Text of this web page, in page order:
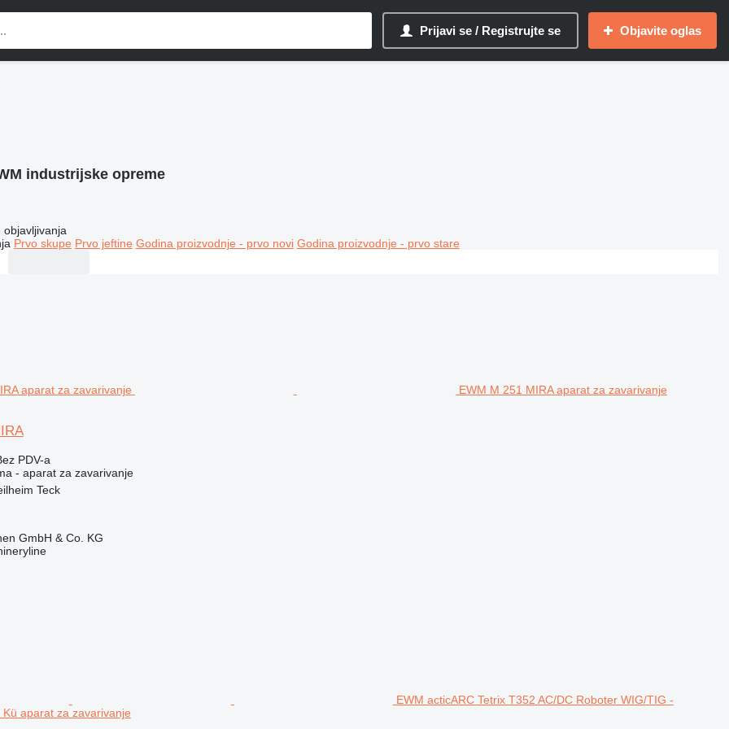
Prijavi se / Registrujte se Objavite oglas
industrijske opreme
objavljivanja
Prvo skupe Prvo jeftine Godina proizvodnje - prvo novi Godina proizvodnje - prvo stare
EWM M 251 MIRA aparat za zavarivanje
PDV-a
- aparat za zavarivanje
Teck
GmbH & Co. KG
EWM acticARC Tetrix T352 AC/DC Roboter WIG/TIG -
aparat za zavarivanje